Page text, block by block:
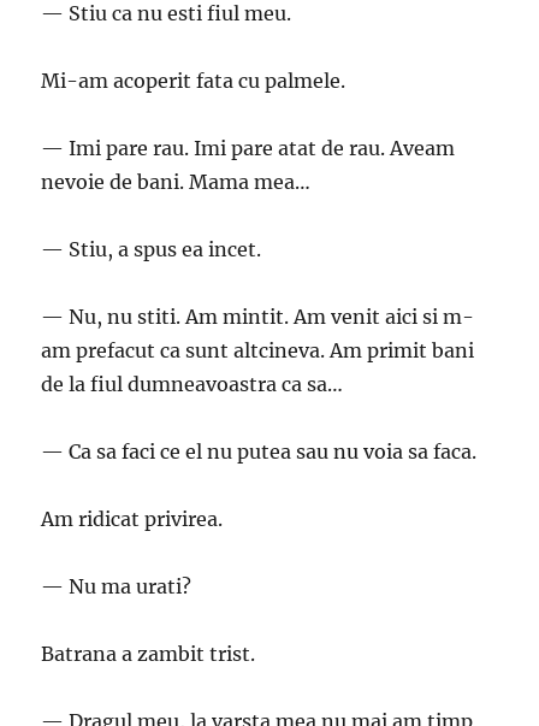
— Stiu ca nu esti fiul meu.
Mi-am acoperit fata cu palmele.
— Imi pare rau. Imi pare atat de rau. Aveam
nevoie de bani. Mama mea…
— Stiu, a spus ea incet.
— Nu, nu stiti. Am mintit. Am venit aici si m-
am prefacut ca sunt altcineva. Am primit bani
de la fiul dumneavoastra ca sa…
— Ca sa faci ce el nu putea sau nu voia sa faca.
Am ridicat privirea.
— Nu ma urati?
Batrana a zambit trist.